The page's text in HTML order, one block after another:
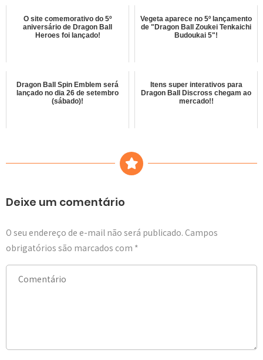
O site comemorativo do 5º
aniversário de Dragon Ball
Heroes foi lançado!
Vegeta aparece no 5º lançamento
de "Dragon Ball Zoukei Tenkaichi
Budoukai 5"!
Dragon Ball Spin Emblem será
lançado no dia 26 de setembro
(sábado)!
Itens super interativos para
Dragon Ball Discross chegam ao
mercado!!
Deixe um comentário
O seu endereço de e-mail não será publicado. Campos
obrigatórios são marcados com *